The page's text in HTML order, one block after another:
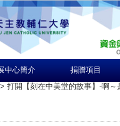
中心簡介 捐贈項目
> 打開【刻在中美堂的故事】-啊～